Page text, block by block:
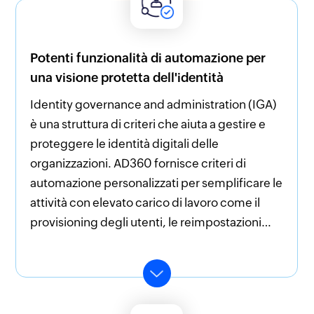
Flusso di lavoro di approvazione
Mantieni un perfetto controllo delle richieste
al servizio di assistenza e delle attività di
amministrazione mediante i flussi di lavoro
per l’approvazione multilivello e le regole in
base alle condizioni come aiuto per prevenire
Potenti funzionalità di automazione per
una visione protetta dell'identità
Identity governance and administration (IGA)
è una struttura di criteri che aiuta a gestire e
proteggere le identità digitali delle
organizzazioni. AD360 fornisce criteri di
automazione personalizzati per semplificare le
attività con elevato carico di lavoro come il
provisioning degli utenti, le reimpostazioni
dei membri e altro, senza intervento umano.
AD360 aiuta anche a controllare le attività